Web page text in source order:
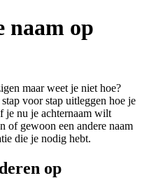
naam op
maar weet je niet hoe?
voor stap uitleggen hoe je
je nu je achternaam wilt
of gewoon een andere naam
die je nodig hebt.
op